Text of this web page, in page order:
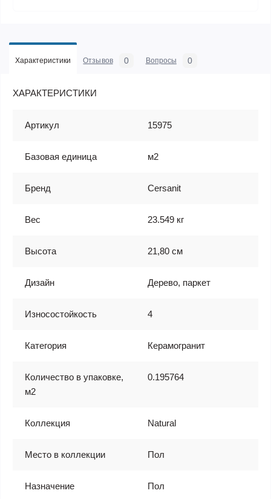
Характеристики Отзывов 0 Вопросы 0
ХАРАКТЕРИСТИКИ
Артикул 15975
Базовая единица м2
Бренд Cersanit
Вес 23.549 кг
Высота 21,80 см
Дизайн Дерево, паркет
Износостойкость 4
Категория Керамогранит
Количество в упаковке,
м2
0.195764
Коллекция Natural
Место в коллекции Пол
Назначение Пол